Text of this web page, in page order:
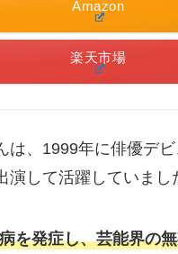
Amazon
楽天市場
は、1999年に俳優デビ
演して活躍していまし
を発症し、芸能界の